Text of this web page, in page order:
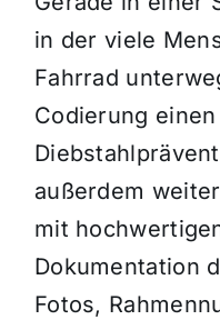
in der viele
Fahrrad
Codierung
außerdem
mit
Dokumentation
Fotos,